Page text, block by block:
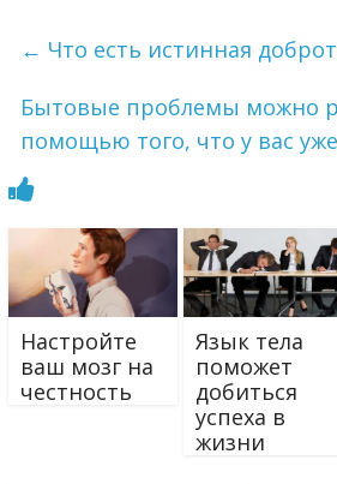
← Что есть истинная
Бытовые проблемы можно
помощью того, что у вас
Настройте
ваш мозг на
честность
Язык тела
поможет
добиться
успеха в
жизни